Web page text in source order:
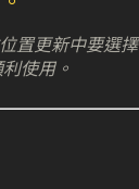
置更新中要選擇
使用。